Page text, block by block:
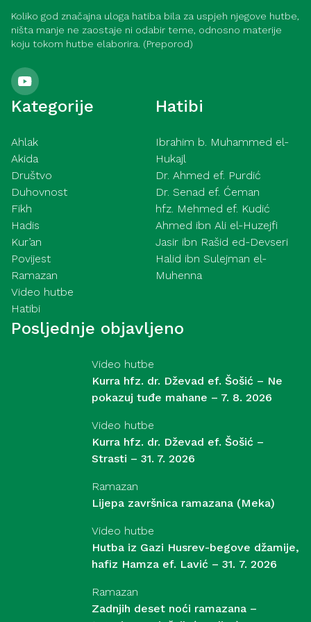
Koliko god značajna uloga hatiba bila za uspjeh njegove hutbe,
ništa manje ne zaostaje ni odabir teme, odnosno materije
koju tokom hutbe elaborira. (Preporod)
Kategorije
Ahlak
Akida
Društvo
Duhovnost
Fikh
Hadis
Kur’an
Povijest
Ramazan
Video hutbe
Hatibi
Hatibi
Ibrahim b. Muhammed el-
Hukajl
Dr. Ahmed ef. Purdić
Dr. Senad ef. Ćeman
hfz. Mehmed ef. Kudić
Ahmed ibn Ali el-Huzejfi
Jasir ibn Rašid ed-Devseri
Halid ibn Sulejman el-
Muhenna
Posljednje objavljeno
Video hutbe
Kurra hfz. dr. Dževad ef. Šošić – Ne
pokazuj tuđe mahane – 7. 8. 2026
Video hutbe
Kurra hfz. dr. Dževad ef. Šošić –
Strasti – 31. 7. 2026
Ramazan
Lijepa završnica ramazana (Meka)
Video hutbe
Hutba iz Gazi Husrev-begove džamije,
hafiz Hamza ef. Lavić – 31. 7. 2026
Ramazan
Zadnjih deset noći ramazana –